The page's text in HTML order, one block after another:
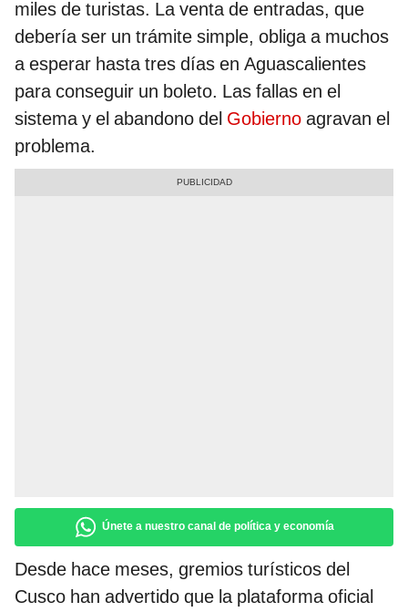
miles de turistas. La venta de entradas, que
debería ser un trámite simple, obliga a muchos
a esperar hasta tres días en Aguascalientes
para conseguir un boleto. Las fallas en el
sistema y el abandono del Gobierno agravan el
problema.
Únete a nuestro canal de política y economía
Desde hace meses, gremios turísticos del
Cusco han advertido que la plataforma oficial